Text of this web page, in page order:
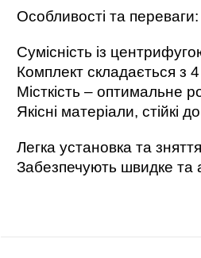
Особливості та переваги:
Сумісність із
Комплект складається з 4
Місткість – оптимальне
Якісні матеріали, стійкі
Легка установка та
Забезпечують швидке та